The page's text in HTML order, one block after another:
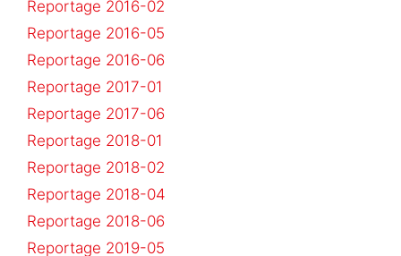
Reportage 2016-02
Reportage 2016-05
Reportage 2016-06
Reportage 2017-01
Reportage 2017-06
Reportage 2018-01
Reportage 2018-02
Reportage 2018-04
Reportage 2018-06
Reportage 2019-05